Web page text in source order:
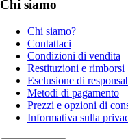
Chi siamo
Chi siamo?
Contattaci
Condizioni di vendita
Restituzioni e rimborsi
Esclusione di
Metodi di pagamento
Prezzi e opzioni di
Informativa sulla